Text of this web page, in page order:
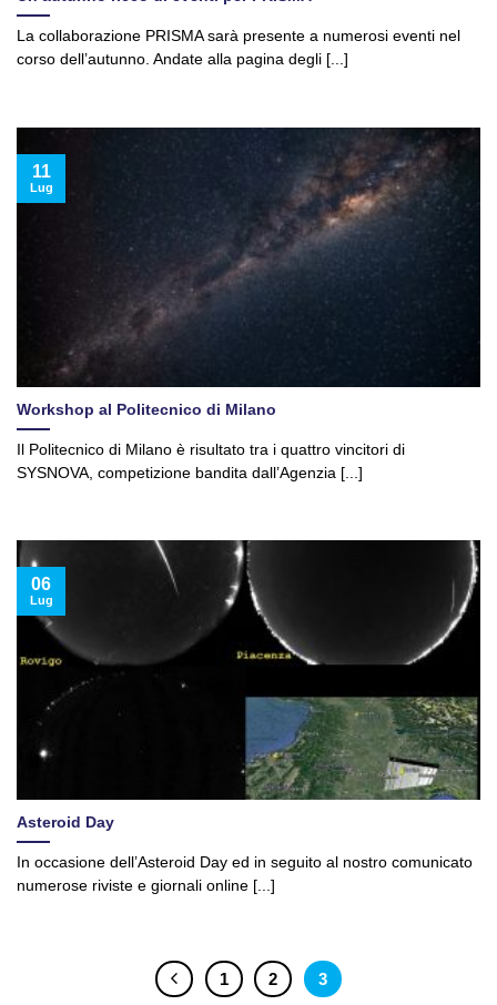
La collaborazione PRISMA sarà presente a numerosi eventi nel
corso dell’autunno. Andate alla pagina degli [...]
Workshop al Politecnico di Milano
Il Politecnico di Milano è risultato tra i quattro vincitori di
SYSNOVA, competizione bandita dall’Agenzia [...]
11
Lug
Asteroid Day
In occasione dell’Asteroid Day ed in seguito al nostro comunicato
numerose riviste e giornali online [...]
06
Lug
1 2 3